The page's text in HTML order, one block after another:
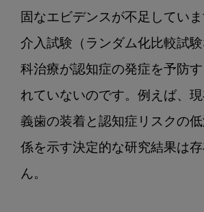
固なエビデンスが不足していま
介入試験（ランダム化比較試
科治療が認知症の発症を予防
れていないのです。例えば、現
義歯の装着と認知症リスクの
係を示す決定的な研究結果は
ん。